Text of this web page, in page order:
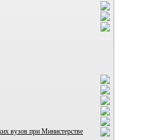
вузов при Министерстве